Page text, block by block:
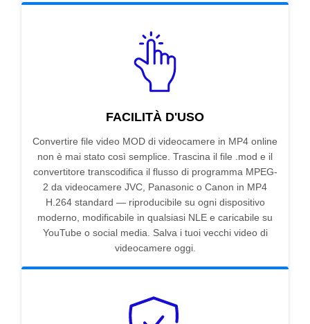
FACILITÀ D'USO
Convertire file video MOD di videocamere in MP4 online
non è mai stato così semplice. Trascina il file .mod e il
convertitore transcodifica il flusso di programma MPEG-
2 da videocamere JVC, Panasonic o Canon in MP4
H.264 standard — riproducibile su ogni dispositivo
moderno, modificabile in qualsiasi NLE e caricabile su
YouTube o social media. Salva i tuoi vecchi video di
videocamere oggi.